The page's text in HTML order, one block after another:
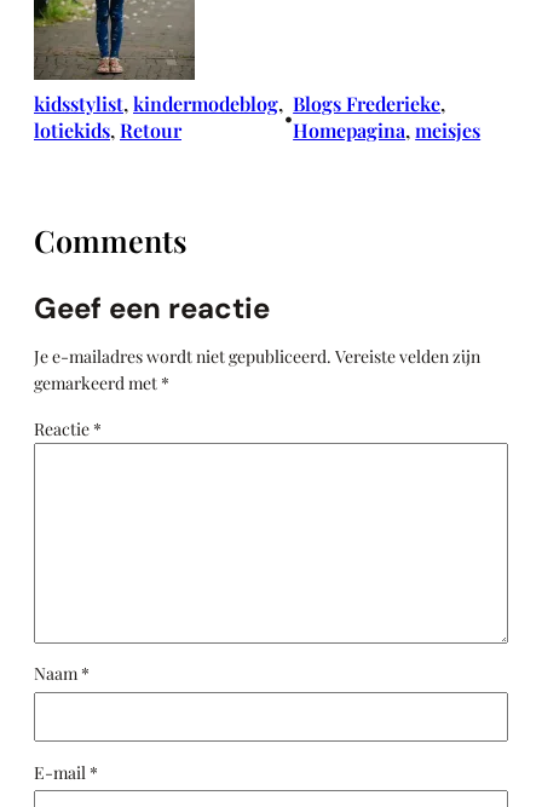
kidsstylist, kindermodeblog
lotiekids, Retour •
Blogs Frederieke
Homepagina, meisjes
Comments
Geef een reactie
Je e-mailadres wordt niet gepubliceerd. Vereiste velden zijn
gemarkeerd met *
Reactie *
Naam *
E-mail *